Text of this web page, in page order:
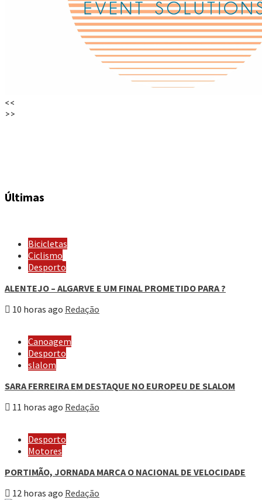
<<
>>
Últimas
Bicicletas
Ciclismo
Desporto
ALENTEJO – ALGARVE E UM FINAL PROMETIDO PARA ?
10 horas ago Redação
Canoagem
Desporto
slalom
SARA FERREIRA EM DESTAQUE NO EUROPEU DE SLALOM
11 horas ago Redação
Desporto
Motores
PORTIMÃO, JORNADA MARCA O NACIONAL DE VELOCIDADE
12 horas ago Redação